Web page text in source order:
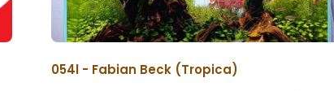
054l - Fabian Beck (Tropica)